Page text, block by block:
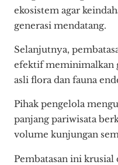
ekosistem agar
generasi mendatang.
Selanjutnya,
efektif meminimalkan
asli flora dan fauna
Pihak pengelola
panjang pariwisata
volume kunjungan
Pembatasan ini